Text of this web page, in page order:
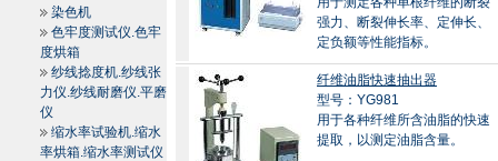
染色机
色牢度测试仪.色牢
度烘箱
纱线捻度机.纱线张
力仪.纱线耐磨仪.平磨
仪
缩水率试验机.缩水
率烘箱.缩水率测试仪
强力、断裂伸长率、定伸长、
定负额等性能指标。
纤维油脂快速抽出器
型号：YG981
用于各种纤维所含油脂的快速
提取，以测定油脂含量。